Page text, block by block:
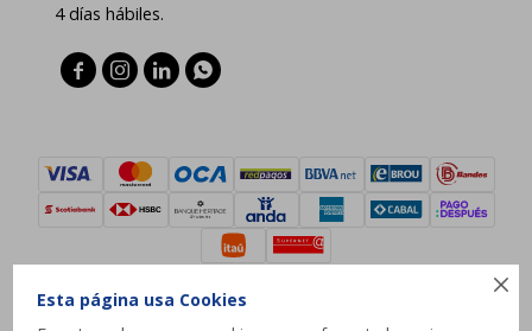

Esta página usa Cookies
4 días hábiles.
   